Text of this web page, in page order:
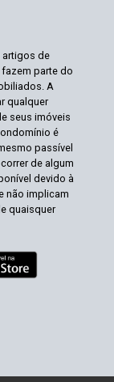
artigos de
parte do
A
qualquer
seus imóveis
é
passível
de algum
devido à
não implicam
quaisquer